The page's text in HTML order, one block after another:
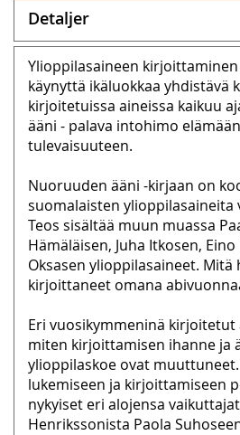
Detaljer
Ylioppilasaineen
käynyttä ikäluokkaa yhdistävä
kirjoitetuissa aineissa kaikuu
ääni - palava intohimo
tulevaisuuteen.
Nuoruuden ääni -kirjaan on
suomalaisten ylioppilasaineita
Teos sisältää muun muassa
Hämäläisen, Juha Itkosen,
Oksasen ylioppilasaineet. Mitä
kirjoittaneet omana
Eri vuosikymmeninä kirjoitetut
miten kirjoittamisen ihanne ja
ylioppilaskoe ovat
lukemiseen ja kirjoittamiseen
nykyiset eri alojensa
Henrikssonista Paola